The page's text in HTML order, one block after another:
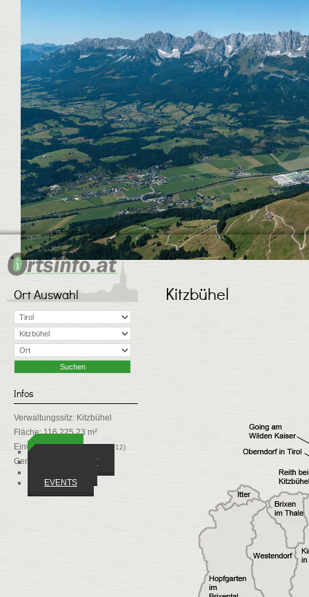
WIRTSCHAFT
EVENTS
Ort Auswahl
Infos
Verwaltungssitz: Kitzbühel
Fläche: 116.225,23 m²
Einwohner: 61733 (1 Jan 2012)
Gemeinden: 20
Kitzbühel